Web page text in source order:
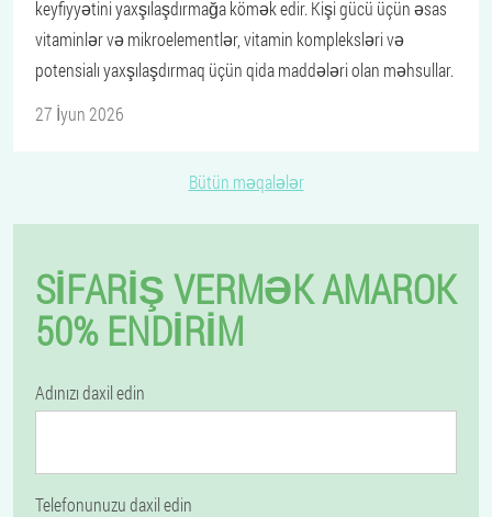
keyfiyyətini yaxşılaşdırmağa kömək edir. Kişi gücü üçün əsas
vitaminlər və mikroelementlər, vitamin kompleksləri və
potensialı yaxşılaşdırmaq üçün qida maddələri olan məhsullar.
27 İyun 2026
Bütün məqalələr
SIFARIŞ VERMƏK AMAROK
50% ENDIRIM
Adınızı daxil edin
Telefonunuzu daxil edin